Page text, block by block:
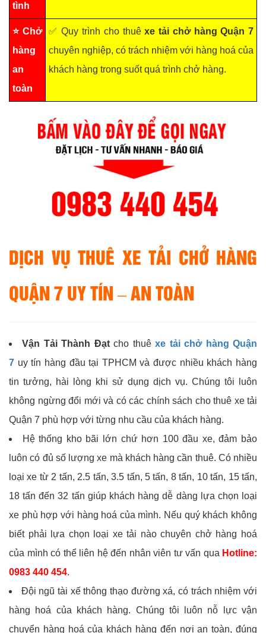
tình
⭐ Chở
hàng
an
toàn
✅ Quy trình cho thuêxe tải chở hàng Quận 7
chuyên nghiệp, có trách nhiệm với hàng hoá của
khách hàng trong suốt quá trình chở hàng.
DỊCH VỤ THUÊ XE TẢI CHỞ HÀNG
QUẬN 7 UY TÍN – AN TOÀN
Vận Tải Thành Đạtcho thuêxe tải chở hàng Quận
7 uy tín hàng đầu tại TPHCM và được nhiều khách hàng
tin tưởng, hài lòng khi sử dụng dịch vụ. Chúng tôi luôn
không ngừng đổi mới và có các chính sách cho thuê xe tải
Quận 7 phù hợp với từng nhu cầu của khách hàng.
Hệ thống kho bãi lớn chứ hơn 100 đầu xe, đảm bảo
luôn có đủ số lượng xe mà khách hàng cần thuê. Có nhiều
loại xe từ 2 tấn, 2.5 tấn, 3.5 tấn, 5 tấn, 8 tấn, 10 tấn, 15 tấn,
18 tấn đến 32 tấn giúp khách hàng dễ dàng lựa chọn loại
xe phù hợp với hàng hoá của mình. Nếu quý khách không
biết phải lựa chọn loại xe tải nào chuyên chở hàng hoá
của mình có thể liên hệ đến nhân viên tư vấn qua Hotline:
0983 440 454.
Đội ngũ tài xế thông thạo đường xá, có trách nhiệm với
hàng hoá của khách hàng. Chúng tôi luôn nỗ lực vận
chuyển hàng hoá của khách hàng đến nơi an toàn, đúng